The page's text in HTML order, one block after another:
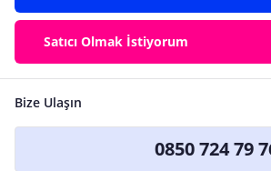
Satıcı Olmak İstiyorum
Bize Ulaşın
0850 724 79